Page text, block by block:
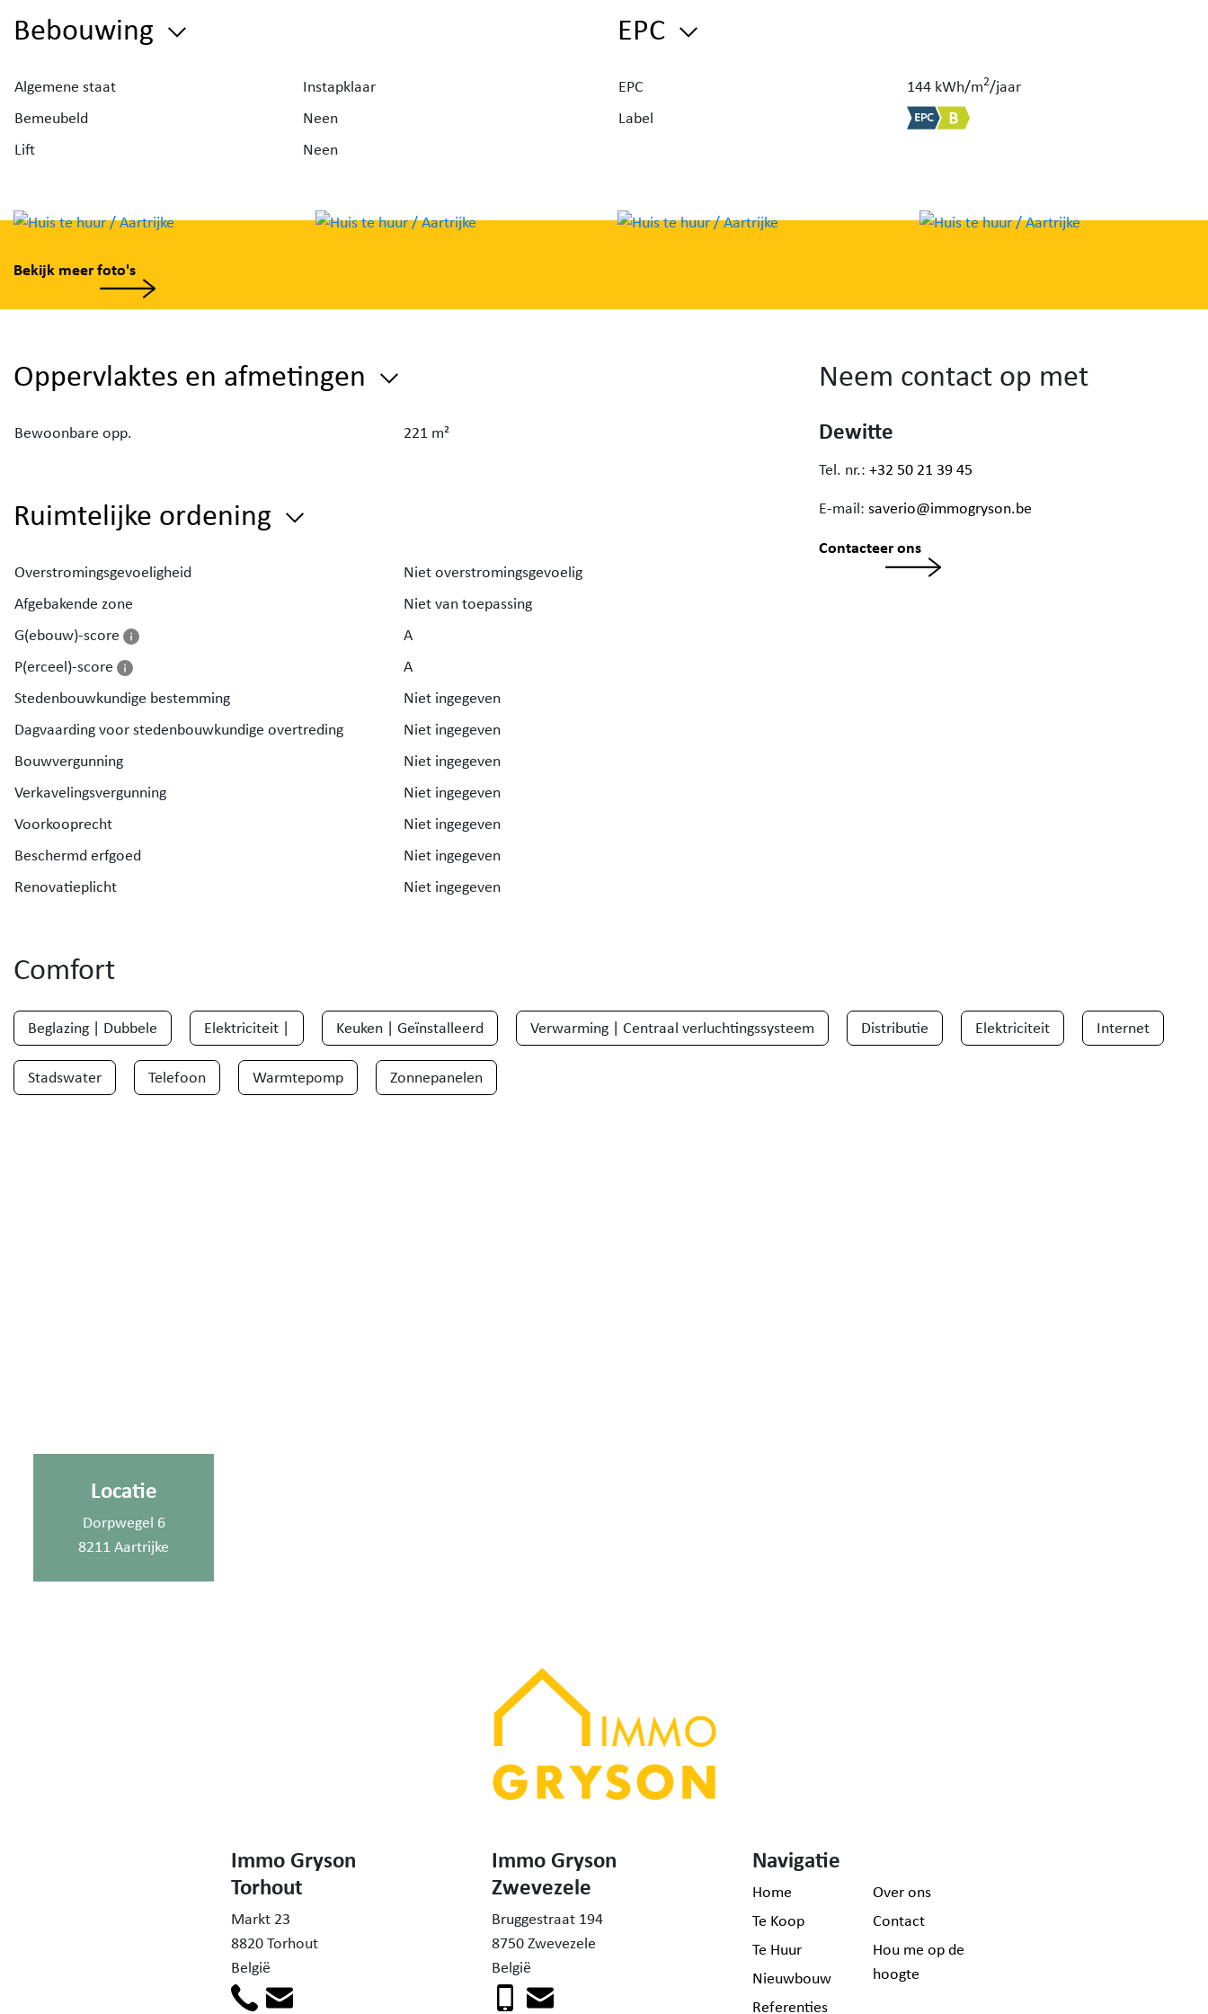
ook kan dienstdoen als vierde slaapkamer.
garage en een ruime werkplaats, ideaal voor wie extra
opslag- of hobbyruimte wenst.
Bebouwing
Algemene staat
Instapklaar
Bemeubeld
Neen
Lift
Neen
EPC
EPC 144 kWh/m2/jaar
Label
Bekijk meer foto's
Oppervlaktes en afmetingen
Bewoonbare opp. 221 m²
Ruimtelijke ordening
Overstromingsgevoeligheid
Niet overstromingsgevoelig
Afgebakende zone
Niet van toepassing
G(ebouw)-score
A
P(erceel)-score
A
Stedenbouwkundige bestemming
Niet ingegeven
Dagvaarding voor stedenbouwkundige overtreding
Niet ingegeven
Bouwvergunning
Niet ingegeven
Verkavelingsvergunning
Niet ingegeven
Voorkooprecht
Niet ingegeven
Beschermd erfgoed
Niet ingegeven
Renovatieplicht
Niet ingegeven
Neem contact op met
Dewitte
Tel. nr.: +32 50 21 39 45
E-mail: saverio@immogryson.be
Contacteer ons
Comfort
Beglazing | Dubbele Elektriciteit | Keuken | Geïnstalleerd Verwarming | Centraal verluchtingssysteem Distributie Elektriciteit Internet
Stadswater Telefoon Warmtepomp Zonnepanelen
Locatie
Dorpwegel 6
8211 Aartrijke
Immo Gryson
Torhout
Markt 23
8820 Torhout
België
Immo Gryson
Zwevezele
Bruggestraat 194
8750 Zwevezele
België
Navigatie
Home
Te Koop
Te Huur
Nieuwbouw
Referenties
Over ons
Contact
Hou me op de
hoogte